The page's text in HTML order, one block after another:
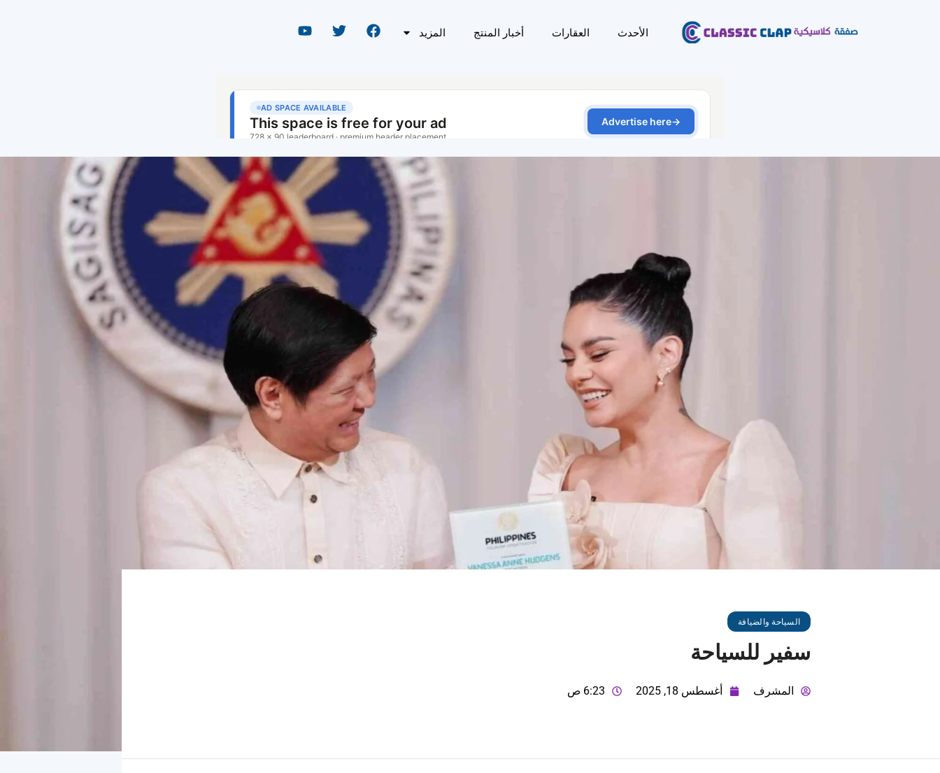
الأحدث العقارات أخبار المنتج المزيد
السياحة والضيافة
سفير للسياحة
المشرف أغسطس 18, 2025 6:23 ص